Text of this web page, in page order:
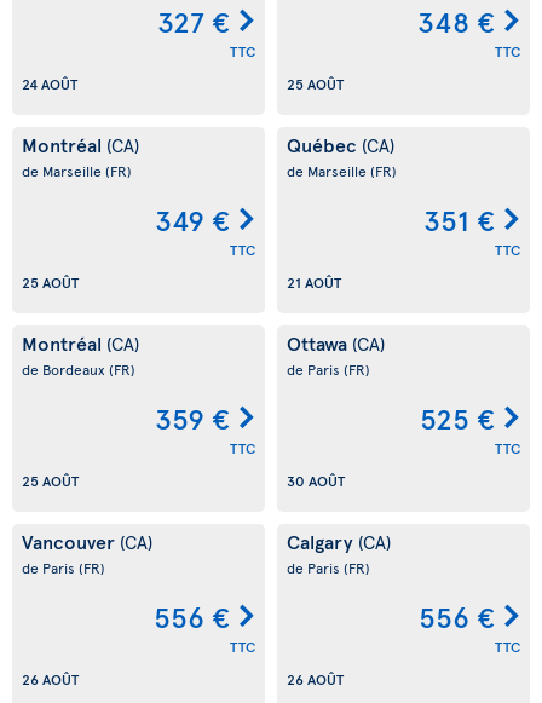
327 €
TTC
24 AOÛT
348 €
TTC
25 AOÛT
Montréal (CA)
de Marseille (FR)
349 €
TTC
25 AOÛT
Québec (CA)
de Marseille (FR)
351 €
TTC
21 AOÛT
Montréal (CA)
de Bordeaux (FR)
359 €
TTC
25 AOÛT
Ottawa (CA)
de Paris (FR)
525 €
TTC
30 AOÛT
Vancouver (CA)
de Paris (FR)
556 €
TTC
26 AOÛT
Calgary (CA)
de Paris (FR)
556 €
TTC
26 AOÛT